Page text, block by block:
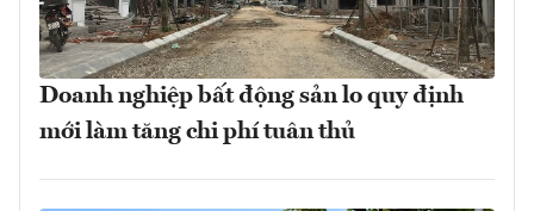
Doanh nghiệp bất động sản lo quy định
mới làm tăng chi phí tuân thủ